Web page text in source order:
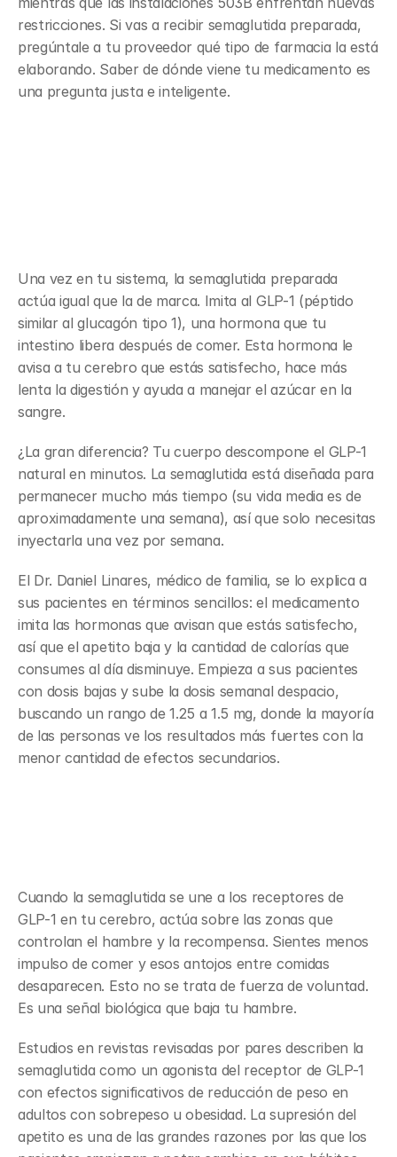
restricciones. Si vas a recibir semaglutida preparada,
pregúntale a tu proveedor qué tipo de farmacia la está
elaborando. Saber de dónde viene tu medicamento es
una pregunta justa e inteligente.
Una vez en tu sistema, la semaglutida preparada
actúa igual que la de marca. Imita al GLP-1 (péptido
similar al glucagón tipo 1), una hormona que tu
intestino libera después de comer. Esta hormona le
avisa a tu cerebro que estás satisfecho, hace más
lenta la digestión y ayuda a manejar el azúcar en la
sangre.
¿La gran diferencia? Tu cuerpo descompone el GLP-1
natural en minutos. La semaglutida está diseñada para
permanecer mucho más tiempo (su vida media es de
aproximadamente una semana), así que solo necesitas
inyectarla una vez por semana.
El Dr. Daniel Linares, médico de familia, se lo explica a
sus pacientes en términos sencillos: el medicamento
imita las hormonas que avisan que estás satisfecho,
así que el apetito baja y la cantidad de calorías que
consumes al día disminuye. Empieza a sus pacientes
con dosis bajas y sube la dosis semanal despacio,
buscando un rango de 1.25 a 1.5 mg, donde la mayoría
de las personas ve los resultados más fuertes con la
menor cantidad de efectos secundarios.
Cuando la semaglutida se une a los receptores de
GLP-1 en tu cerebro, actúa sobre las zonas que
controlan el hambre y la recompensa. Sientes menos
impulso de comer y esos antojos entre comidas
desaparecen. Esto no se trata de fuerza de voluntad.
Es una señal biológica que baja tu hambre.
Estudios en revistas revisadas por pares describen la
semaglutida como un agonista del receptor de GLP-1
con efectos significativos de reducción de peso en
adultos con sobrepeso u obesidad. La supresión del
apetito es una de las grandes razones por las que los